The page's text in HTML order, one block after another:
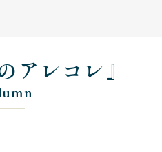
アレコレ』